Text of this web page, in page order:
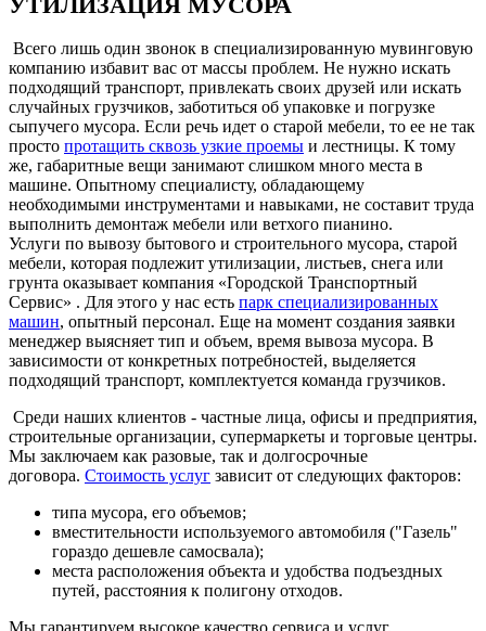
Всего лишь один звонок в специализированную мувинговую
компанию избавит вас от массы проблем. Не нужно искать
подходящий транспорт, привлекать своих друзей или искать
случайных грузчиков, заботиться об упаковке и погрузке
сыпучего мусора. Если речь идет о старой мебели, то ее не так
просто протащить сквозь узкие проемы и лестницы. К тому
же, габаритные вещи занимают слишком много места в
машине. Опытному специалисту, обладающему
необходимыми инструментами и навыками, не составит труда
выполнить демонтаж мебели или ветхого пианино.
Услуги по вывозу бытового и строительного мусора, старой
мебели, которая подлежит утилизации, листьев, снега или
грунта оказывает компания «Городской Транспортный
Сервис» . Для этого у нас есть парк специализированных
машин, опытный персонал. Еще на момент создания заявки
менеджер выясняет тип и объем, время вывоза мусора. В
зависимости от конкретных потребностей, выделяется
подходящий транспорт, комплектуется команда грузчиков.
Среди наших клиентов - частные лица, офисы и предприятия,
строительные организации, супермаркеты и торговые центры.
Мы заключаем как разовые, так и долгосрочные
договора. Стоимость услуг зависит от следующих факторов:
типа мусора, его объемов;
вместительности используемого автомобиля ("Газель"
гораздо дешевле самосвала);
места расположения объекта и удобства подъездных
путей, расстояния к полигону отходов.
Мы гарантируем высокое качество сервиса и услуг,